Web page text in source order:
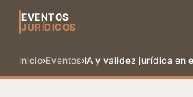
EVENTOS
JURÍDICOS
Inicio›Eventos›IA y validez jurídica en